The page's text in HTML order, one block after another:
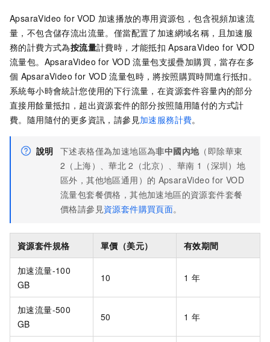
ApsaraVideo for VOD 加速播放的專用資源包，包含視頻加速流
量，不包含儲存流出流量。僅當配置了加速網域名稱，且加速服
務的計費方式為按流量計費時，才能抵扣 ApsaraVideo for VOD
流量包。ApsaraVideo for VOD 流量包支援疊加購買，當存在多
個 ApsaraVideo for VOD 流量包時，將按照購買時間進行抵扣。
系統每小時會統計您使用的下行流量，在資源套件容量內的部分
直接用餘量抵扣，超出資源套件的部分按照隨用隨付的方式計
費。隨用隨付的更多資訊，請參見加速服務計費。
說明 下述表格僅為加速地區為非中國內地（即除華東
2（上海）、華北 2（北京）、華南 1（深圳）地
區外，其他地區通用）的 ApsaraVideo for VOD
流量包套餐價格，其他加速地區的資源套件套餐
價格請參見資源套件購買頁面。
資源套件規格 單價（美元） 有效期間
加速流量-100
GB
10 1 年
加速流量-500
GB
50 1 年